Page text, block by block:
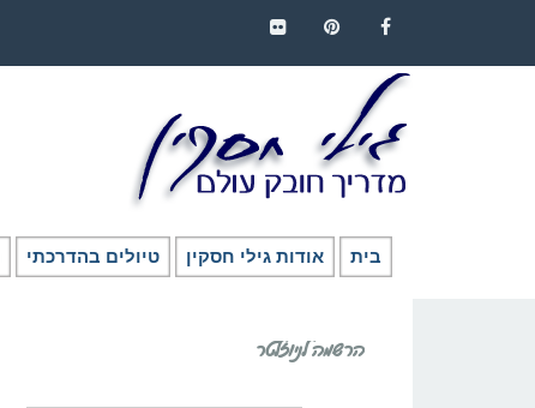
בית אודות גילי חסקין טיולים בהדרכתי
הרשמה לניוזלטר